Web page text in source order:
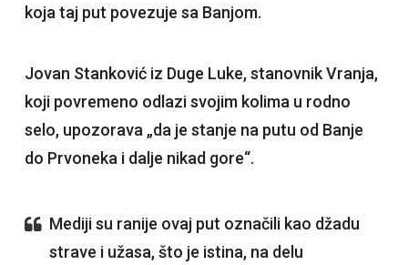
koja taj put povezuje sa Banjom.
Jovan Stanković iz Duge Luke, stanovnik Vranja,
koji povremeno odlazi svojim kolima u rodno
selo, upozorava „da je stanje na putu od Banje
do Prvoneka i dalje nikad gore“.
Mediji su ranije ovaj put označili kao džadu
strave i užasa, što je istina, na delu